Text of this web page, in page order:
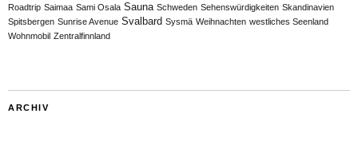
Roadtrip Saimaa Sami Osala Sauna Schweden Sehenswürdigkeiten Skandinavien
Spitsbergen Sunrise Avenue Svalbard Sysmä Weihnachten westliches Seenland
Wohnmobil Zentralfinnland
ARCHIV